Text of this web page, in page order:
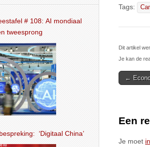
Tags:
Dit artikel
Je kan de
Post
←
Een
Je moet
# 108: AI mondiaal
tweesprong
‘Digitaal China’